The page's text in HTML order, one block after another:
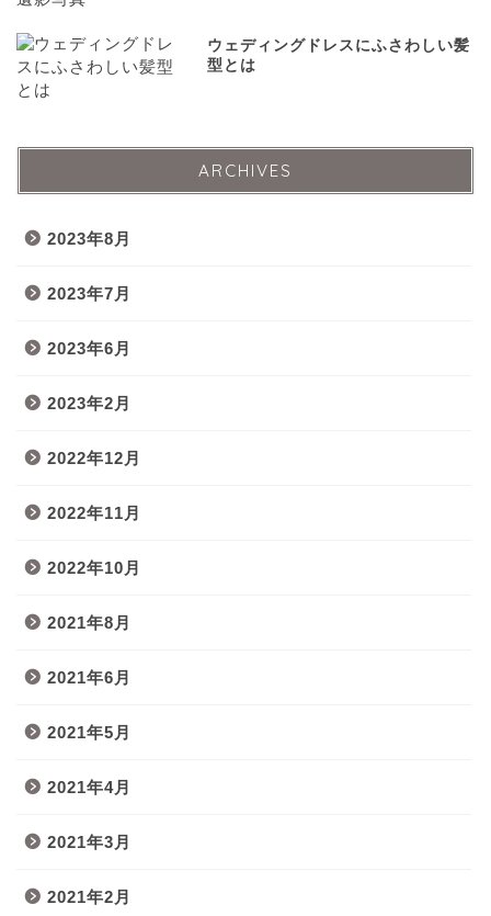
ウェディングドレスにふさわしい髪
型とは
ARCHIVES
2023年8月
2023年7月
2023年6月
2023年2月
2022年12月
2022年11月
2022年10月
2021年8月
2021年6月
2021年5月
2021年4月
2021年3月
2021年2月